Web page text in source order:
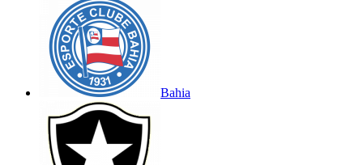
Bahia